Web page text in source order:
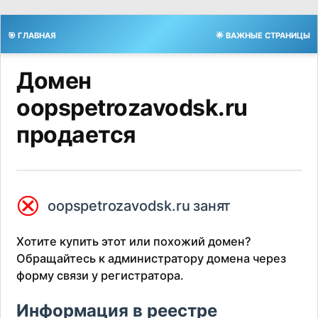
🎯 ГЛАВНАЯ 🌟 ВАЖНЫЕ СТРАНИЦЫ
Домен
oopspetrozavodsk.ru
продается
⮿ oopspetrozavodsk.ru занят
Хотите купить этот или похожий домен?
Обращайтесь к администратору домена через
форму связи у регистратора.
Информация в реестре